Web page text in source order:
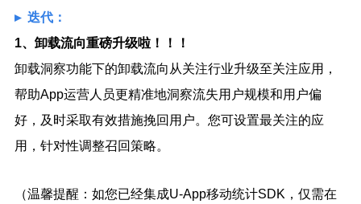
▸ 迭代：
1、卸载流向重磅升级啦！！！
卸载洞察功能下的卸载流向从关注行业升级至关注应用，
帮助App运营人员更精准地洞察流失用户规模和用户偏
好，及时采取有效措施挽回用户。您可设置最关注的应
用，针对性调整召回策略。
（温馨提醒：如您已经集成U-App移动统计SDK，仅需在